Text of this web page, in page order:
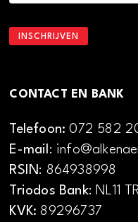
CONTACT EN BANK
Telefoon:072 582
E-mail:
RSIN: 864938998
Triodos Bank: NL11
KVK: 89296737